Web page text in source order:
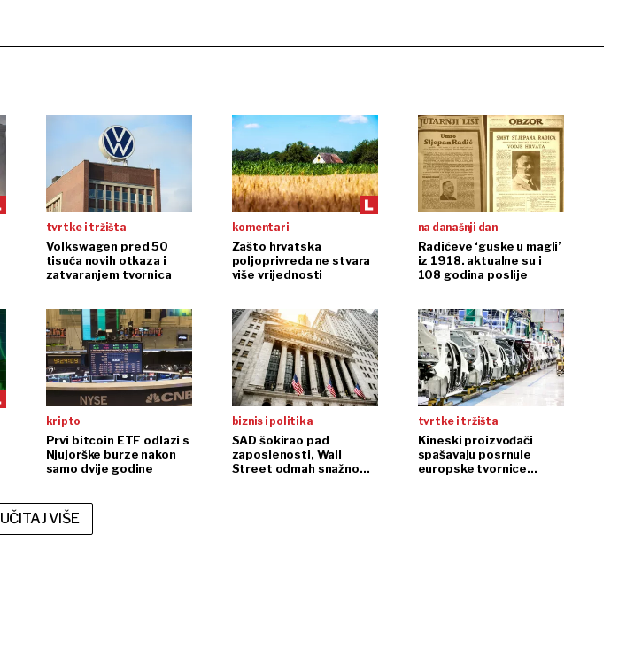
tvrtke i tržišta
Volkswagen pred 50
tisuća novih otkaza i
zatvaranjem tvornica
komentari
Zašto hrvatska
poljoprivreda ne stvara
više vrijednosti
na današnji dan
Radićeve ‘guske u magli’
iz 1918. aktualne su i
108 godina poslije
kripto
Prvi bitcoin ETF odlazi s
Njujorške burze nakon
samo dvije godine
biznis i politika
SAD šokirao pad
zaposlenosti, Wall
Street odmah snažno
tvrtke i tržišta
Kineski proizvođači
spašavaju posrnule
europske tvornice
UČITAJ VIŠE